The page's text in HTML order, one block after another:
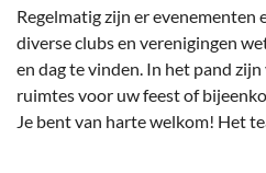
Regelmatig zijn er evenementen
diverse clubs en verenigingen
en dag te vinden. In het pand
ruimtes voor uw feest of
Je bent van harte welkom! Het